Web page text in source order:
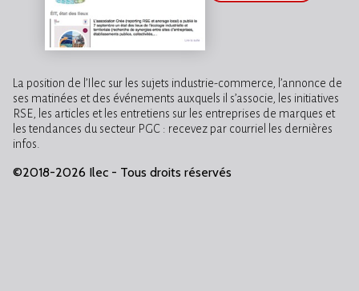
La position de l’Ilec sur les sujets industrie-commerce, l’annonce de
ses matinées et des événements auxquels il s’associe, les initiatives
RSE, les articles et les entretiens sur les entreprises de marques et
les tendances du secteur PGC : recevez par courriel les dernières
infos.
©2018-2026 Ilec - Tous droits réservés